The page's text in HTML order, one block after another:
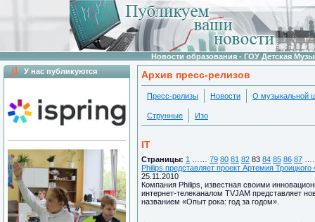
Новости образования - ГОУ Детская
У нас публикуются
Архив пресс-релизов
Пресс-релизы Новости О музыкальной
Струнные Изо
IT
Страницы: 1 79 80 81 82 83 84 85 86 87
Philips представляет проект Артемия
25.11.2010
Компания Philips, известная своими
интернет-телеканалом TVJAM представляет
названием «Опыт рока: год за годом».